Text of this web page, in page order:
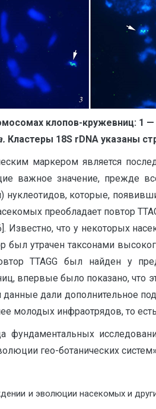
клопов-кружевниц: 1 —
. Кластеры 18S rDNA указаны
маркером является
важное значение, прежде
нуклеотидов, которые,
преобладает повтор
Известно, что у некоторых
был утрачен таксонами
TTAGG был найден у
впервые было показано, что
дали дополнительное
молодых инфраотрядов, то
фундаментальных
гео-ботанических
и эволюции насекомых и